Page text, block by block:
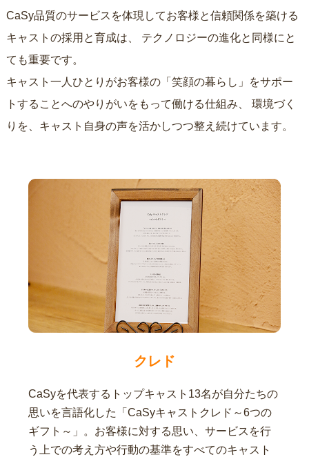
CaSy品質のサービスを体現してお客様と信頼関係を築ける
キャストの採用と育成は、
ても重要です。
キャスト一人ひとりがお客様の「笑顔の暮らし」をサポー
トすることへのやりがいをもって働ける仕組み、
りを、キャスト自身の声を活かしつつ整え続けています。
クレド
CaSyを代表するトップキャスト13名が自分たちの
思いを言語化した「CaSyキャストクレド～6つの
ギフト～」。お客様に対する思い、サービスを行
う上での考え方や行動の基準をすべてのキャスト